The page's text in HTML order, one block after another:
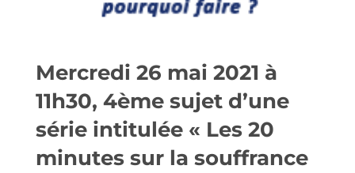
Mercredi 26 mai 2021 à
11h30, 4ème sujet d’une
série intitulée « Les 20
minutes sur la souffrance